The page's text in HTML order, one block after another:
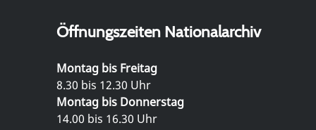
Öffnungszeiten Nationalarchiv
Montag bis Freitag
8.30 bis 12.30 Uhr
Montag bis Donnerstag
14.00 bis 16.30 Uhr